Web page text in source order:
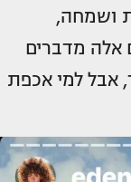
ושמחה,
אלה מדברים
אבל למי אכפת